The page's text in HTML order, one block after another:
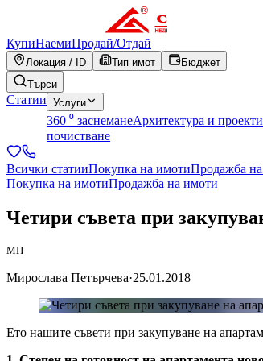
КупиНаемиПродай/Отдай
Локация / ID Тип имот
Бюджет
Търси
Статии Услуги
360 ⁰ заснеманеАрхитектура и
почистване
Всички статииПокупка на имотиПродажба
Покупка на имотиПродажба на имоти
Четири съвета при
МП
Мирослава Петърчева·25.01.2018
Ето нашите съвети при закупуване на